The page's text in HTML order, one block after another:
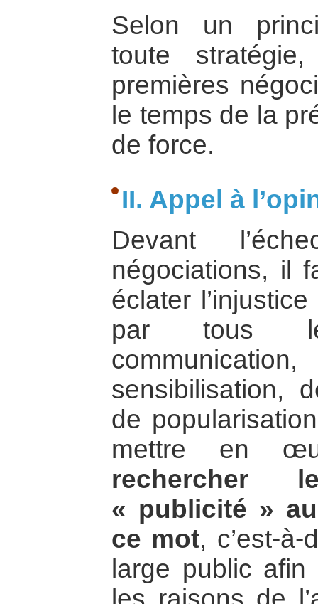
Selon un
toute
premières
le temps de la
de force.
II. Appel à
Devant
négociations, il
éclater
par tous
sensibilisation,
de
mettre en
rechercher
« publicité »
ce mot, c’est-à-
large public